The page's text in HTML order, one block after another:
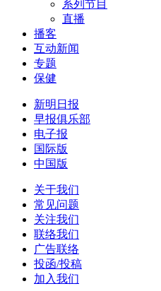
系列节目
直播
播客
互动新闻
专题
保健
新明日报
早报俱乐部
电子报
国际版
中国版
关于我们
常见问题
关注我们
联络我们
广告联络
投函/投稿
加入我们